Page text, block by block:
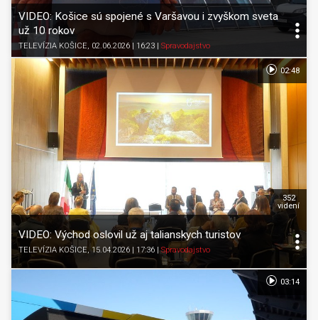
VIDEO: Košice sú spojené s Varšavou i zvyškom sveta
už 10 rokov
TELEVÍZIA KOŠICE, 02.06.2026 | 16:23 Spravodajstvo
VIDEO: Východ oslovil už aj talianskych turistov
TELEVÍZIA KOŠICE, 15.04.2026 | 17:36 |Spravodajstvo
352
videní
02:48
03:14